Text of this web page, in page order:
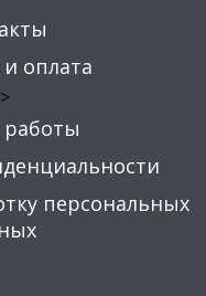
оплата
работы
персональных